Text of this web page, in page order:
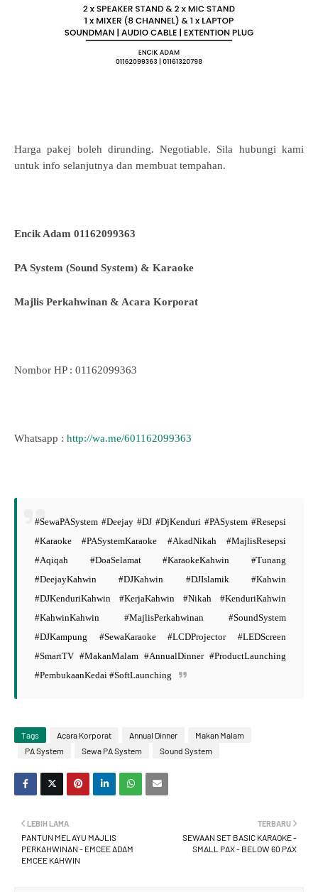
Harga pakej boleh dirunding. Negotiable. Sila hubungi kami
untuk info selanjutnya dan membuat tempahan.
Encik Adam 01162099363
PA System (Sound System) & Karaoke
Majlis Perkahwinan & Acara Korporat
Nombor HP : 01162099363
Whatsapp : http://wa.me/601162099363
#SewaPASystem #Deejay #DJ #DjKenduri #PASystem #Resepsi
#Karaoke #PASystemKaraoke #AkadNikah #MajlisResepsi
#Aqiqah #DoaSelamat #KaraokeKahwin #Tunang
#DeejayKahwin #DJKahwin #DJIslamik #Kahwin
#DJKenduriKahwin #KerjaKahwin #Nikah #KenduriKahwin
#KahwinKahwin #MajlisPerkahwinan #SoundSystem
#DJKampung #SewaKaraoke #LCDProjector #LEDScreen
#SmartTV #MakanMalam #AnnualDinner #ProductLaunching
#PembukaanKedai #SoftLaunching
Tags Acara Korporat Annual Dinner
Makan Malam
PA System
Sewa PA System Sound System
TERBARU
SEWAAN SET BASIC KARAOKE -
SMALL PAX - BELOW 60 PAX
LEBIH LAMA
PANTUN MELAYU MAJLIS
PERKAHWINAN - EMCEE ADAM
EMCEE KAHWIN